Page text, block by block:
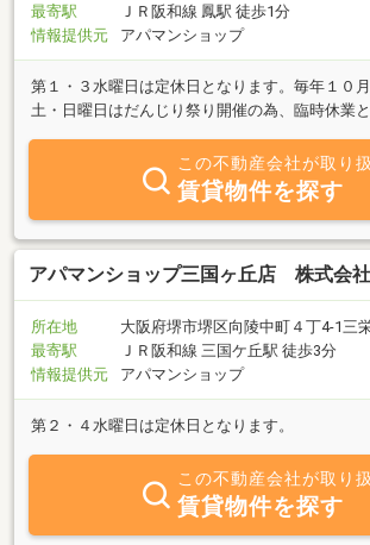
最寄駅
ＪＲ阪和線 鳳駅 徒歩1分
情報提供元
アパマンショップ
第１・３水曜日は定休日となります。毎年１０
土・日曜日はだんじり祭り開催の為、臨時休業と
この不動産会社が取り
賃貸物件を探す
アパマンショップ三国ヶ丘店 株式会
所在地
大阪府堺市堺区向陵中町４丁4-1三
最寄駅
ＪＲ阪和線 三国ケ丘駅 徒歩3分
情報提供元
アパマンショップ
第２・４水曜日は定休日となります。
この不動産会社が取り
賃貸物件を探す